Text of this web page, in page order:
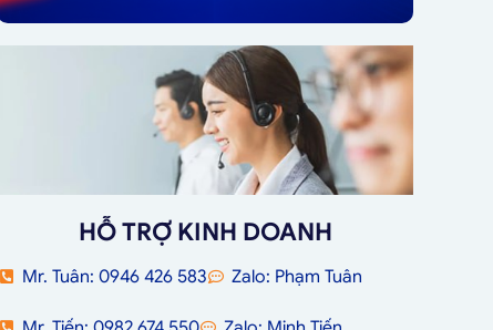
HỖ TRỢ KINH DOANH
Mr. Tuân: 0946 426 583 Zalo: Phạm Tuân